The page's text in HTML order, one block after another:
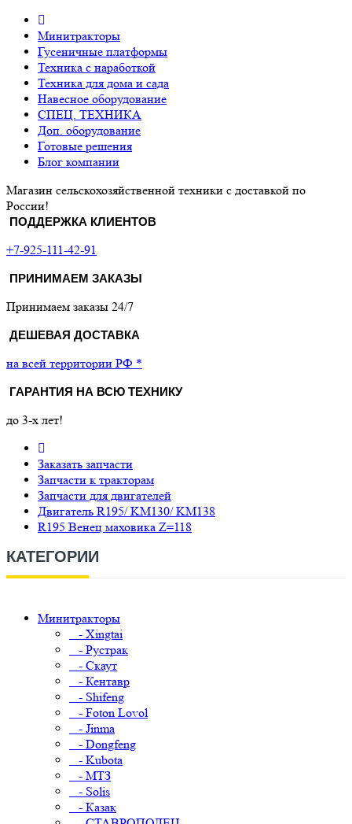
Минитракторы
Гусеничные платформы
Техника с наработкой
Техника для дома и сада
Навесное оборудование
СПЕЦ. ТЕХНИКА
Доп. оборудование
Готовые решения
Блог компании
Магазин сельскохозяйственной техники с доставкой по
России!
ПОДДЕРЖКА КЛИЕНТОВ
+7-925-111-42-91
ПРИНИМАЕМ ЗАКАЗЫ
Принимаем заказы 24/7
ДЕШЕВАЯ ДОСТАВКА
на всей территории РФ *
ГАРАНТИЯ НА ВСЮ ТЕХНИКУ
до 3-х лет!
Заказать запчасти
Запчасти к тракторам
Запчасти для двигателей
Двигатель R195/ KM130/ KM138
R195 Венец маховика Z=118
КАТЕГОРИИ
Минитракторы
- Xingtai
- Рустрак
- Скаут
- Кентавр
- Shifeng
- Foton Lovol
- Jinma
- Dongfeng
- Kubota
- МТЗ
- Solis
- Казак